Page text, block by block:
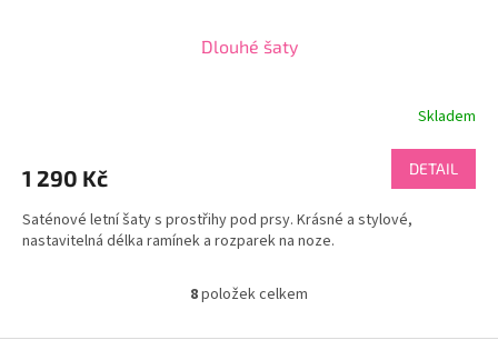
Dlouhé šaty
Skladem
1 290 Kč DETAIL
Saténové letní šaty s prostřihy pod prsy. Krásné a stylové,
nastavitelná délka ramínek a rozparek na noze.
O
l
8položek celkem